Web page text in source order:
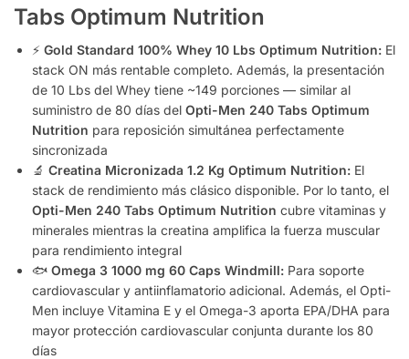
Tabs Optimum Nutrition
⚡ Gold Standard 100% Whey 10 Lbs Optimum Nutrition: El
stack ON más rentable completo. Además, la presentación
de 10 Lbs del Whey tiene ~149 porciones — similar al
suministro de 80 días del Opti-Men 240 Tabs Optimum
Nutrition para reposición simultánea perfectamente
sincronizada
🔬 Creatina Micronizada 1.2 Kg Optimum Nutrition: El
stack de rendimiento más clásico disponible. Por lo tanto, el
Opti-Men 240 Tabs Optimum Nutrition cubre vitaminas y
minerales mientras la creatina amplifica la fuerza muscular
para rendimiento integral
🐟 Omega 3 1000 mg 60 Caps Windmill: Para soporte
cardiovascular y antiinflamatorio adicional. Además, el Opti-
Men incluye Vitamina E y el Omega-3 aporta EPA/DHA para
mayor protección cardiovascular conjunta durante los 80
días